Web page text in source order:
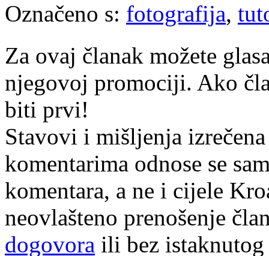
Označeno s: fotografija,
Za ovaj članak možete
njegovoj promociji. Ako
biti prvi!
Stavovi i mišljenja
komentarima odnose se
komentara, a ne i cijele
neovlašteno prenošenje
dogovora ili bez